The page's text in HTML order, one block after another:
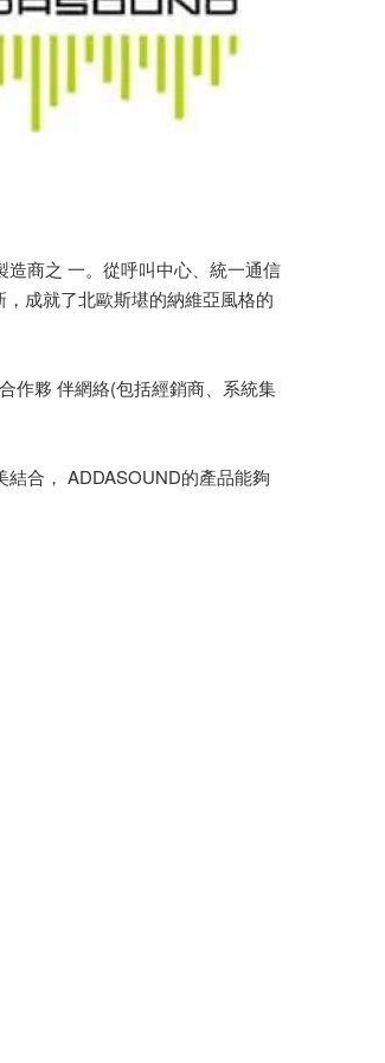
商之 一。從呼叫中心、統一通信
成就了北歐斯堪的納維亞風格的
作夥 伴網絡(包括經銷商、系統集
合， ADDASOUND的產品能夠